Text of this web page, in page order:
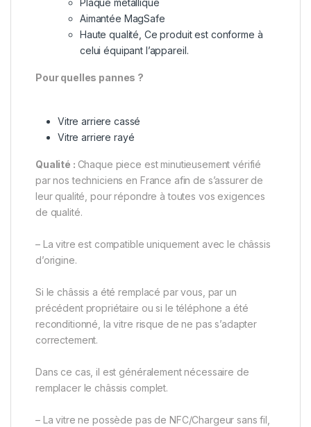
Plaque métallique
Aimantée MagSafe
Haute qualité, Ce produit est conforme à
celui équipant l’appareil.
Pour quelles pannes ?
Vitre arriere cassé
Vitre arriere rayé
Qualité : Chaque piece est minutieusement vérifié
par nos techniciens en France afin de s’assurer de
leur qualité, pour répondre à toutes vos exigences
de qualité.
– La vitre est compatible uniquement avec le châssis
d’origine.
Si le châssis a été remplacé par vous, par un
précédent propriétaire ou si le téléphone a été
reconditionné, la vitre risque de ne pas s’adapter
correctement.
Dans ce cas, il est généralement nécessaire de
remplacer le châssis complet.
– La vitre ne possède pas de NFC/Chargeur sans fil,